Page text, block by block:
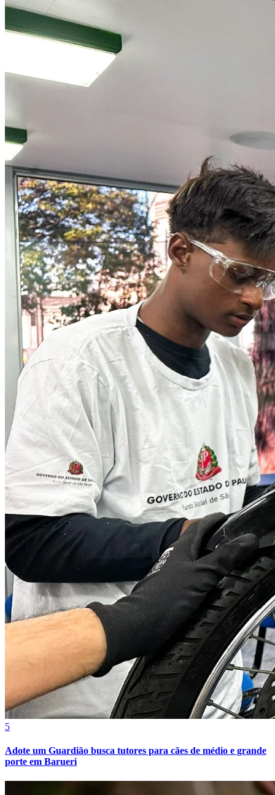
Bahia
Fortaleza
5
Adote um Guardião busca tutores para cães de médio e grande
porte em Barueri